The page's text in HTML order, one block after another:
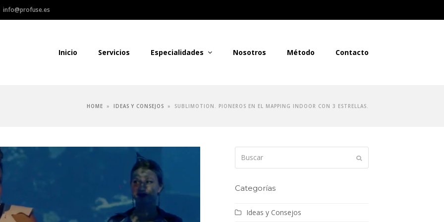
info@profuse.es
Audiovisual
Inicio Servicios Especialidades Nosotros Método Contacto
HOME » IDEAS Y CONSEJOS » SUBLIMOTION. PIONEROS EN EL MAPPING INDOOR CON 3 ESTRELLAS.
Categorías
Ideas y Consejos